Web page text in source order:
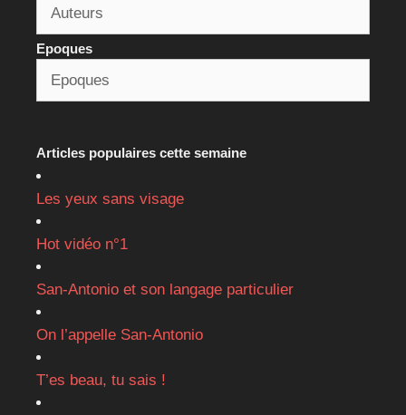
Epoques
Articles populaires cette semaine
Les yeux sans visage
Hot vidéo n°1
San-Antonio et son langage particulier
On l’appelle San-Antonio
T’es beau, tu sais !